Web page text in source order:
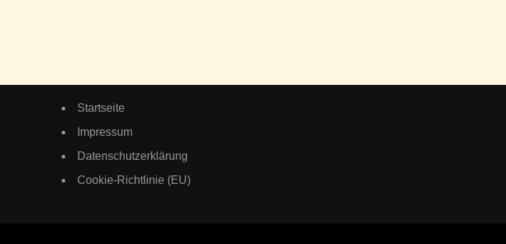
Startseite
Impressum
Datenschutzerklärung
Cookie-Richtlinie (EU)